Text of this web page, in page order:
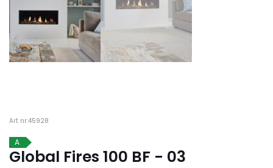
Art nr:45928
A
Global Fires 100 BF - 03